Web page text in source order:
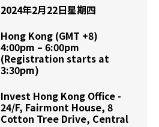
2024年2月22日星期四
Hong Kong (GMT +8)
4:00pm – 6:00pm
(Registration starts at
3:30pm)
Invest Hong Kong Office -
24/F, Fairmont House, 8
Cotton Tree Drive, Central